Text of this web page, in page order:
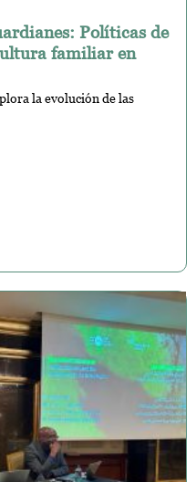
Políticas de
familiar en
la evolución de las